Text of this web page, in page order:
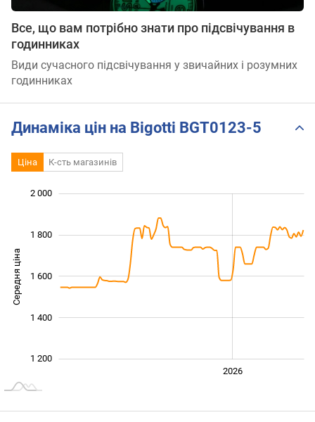
Все, що вам потрібно знати про підсвічування в
годинниках
Види сучасного підсвічування у звичайних і розумних
годинниках
Динаміка цін на Bigotti BGT0123-5
Ціна К-сть магазинів
Середня ціна 1 300
1 200
1 400
1 600
1 800
2 000
2026